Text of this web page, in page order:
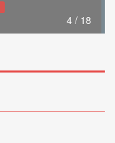
4 / 18